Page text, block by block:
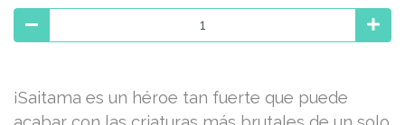
¡Saitama es un héroe tan fuerte que puede